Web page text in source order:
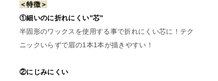
先
order@odette.co.jp
＜特徴＞
①細いのに折れにくい”芯”
半固形のワックスを使用する事で折れにくい芯に！テク
ニックいらずで眉の1本1本が描きやすい！
②にじみにくい